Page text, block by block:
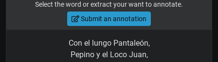
Select the word or extract your want to annotate.
Submit an annotation
Con el lungo Pantaleón,
Pepino y el Loco Juan,